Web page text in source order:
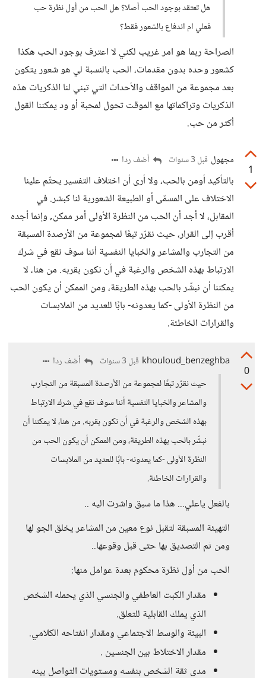
هل تعتقد بوجود الحب أصلا؟ هل الحب من أول نظرة حب
فعلي ام اندفاع بالشعور فقط؟
الصراحة ربما هو امر غريب لكني لا اعترف بوجود الحب هكذا
كشعور وحده بدون مقدمات، الحب بالنسبة لي هو شعور يتكون
بعد مجموعة من المواقف والأحداث التي تبني لنا الذكريات هذه
الذكريات وتراكماتها مع الموقت تحول لمحبة أو ود يمكننا القول
أكثر من حب.
1
مجهول قبل 3 سنوات أضف ردا
بالتأكيد أومن بالحب، ولا أرى أن اختلاف التفسير يحتّم علينا
الاختلاف على المسمّى أو الطبيعة الشعورية لنا كبشر. في
المقابل، لا أجد أن الحب من النظرة الأولى أمر ممكن, وإنما أجده
أقرب إلى القرار، حيث نقرّر تبعًا لمجموعة من الأرصدة المسبقة
من التجارب والمشاعر والخبايا النفسية أننا سوف نقع في شرك
الارتباط بهذه الشخص والرغبة في أن نكون بقربه. من هنا، لا
يمكننا أن نبشّر بالحب بهذه الطريقة، ومن الممكن أن يكون الحب
من النظرة الأولى -كما يعدونه- بابًا للعديد من الملابسات
والقرارات الخاطئة.
0
khouloud_benzeghba قبل 3 سنوات
أضف ردا
حيث نقرّر تبعًا لمجموعة من الأرصدة المسبقة من التجارب
والمشاعر والخبايا النفسية أننا سوف نقع في شرك الارتباط
بهذه الشخص والرغبة في أن نكون بقربه. من هنا، لا يمكننا أن
نبشّر بالحب بهذه الطريقة، ومن الممكن أن يكون الحب من
النظرة الأولى -كما يعدونه- بابًا للعديد من الملابسات
والقرارات الخاطئة.
بالفعل ياعلي... هذا ما سبق واشرت اليه ..
التهيئة المسبقة لتقبل نوع معين من المشاعر يخلق الجو لها
ومن ثم التصديق بها حتى قبل وقوعها..
الحب من أول نظرة محكوم بعدة عوامل منها:
مقدار الكبت العاطفي والجنسي الذي يحمله الشخص
الذي يملك القابلية للتعلق.
البيئة والوسط الاجتماعي ومقدار انفتاحه الكلامي.
مقدار الاختلاط بين الجنسين .
مدى ثقة الشخص بنفسه ومستويات التواصل بينه